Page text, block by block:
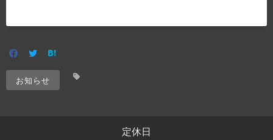
お知らせ
定休日